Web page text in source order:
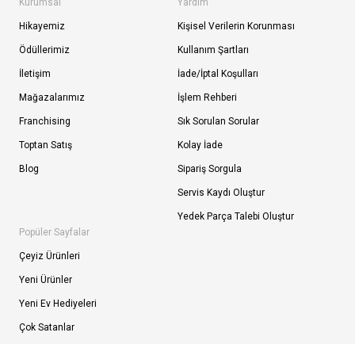
Hikayemiz
Ödüllerimiz
İletişim
Mağazalarımız
Franchising
Toptan Satış
Blog
Kişisel Verilerin Korunması
Kullanım Şartları
İade/İptal Koşulları
İşlem Rehberi
Sık Sorulan Sorular
Kolay İade
Sipariş Sorgula
Servis Kaydı Oluştur
Yedek Parça Talebi Oluştur
Popüler Sayfalar
Çeyiz Ürünleri
Yeni Ürünler
Yeni Ev Hediyeleri
Çok Satanlar